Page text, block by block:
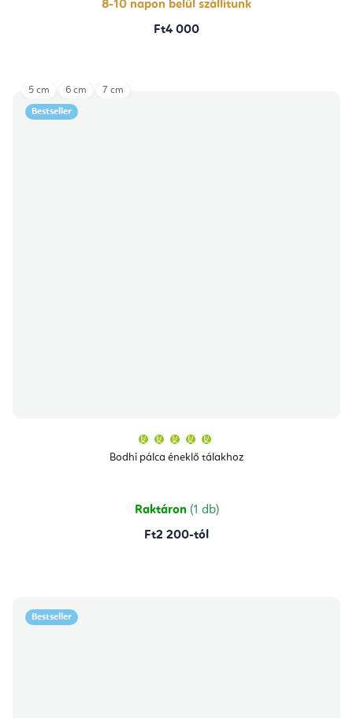
8-10 napon belül szállítunk
Ft4 000
Bestseller
Bodhi pálca éneklő tálakhoz
átlagos
értékelése
csillag.
Raktáron (1 db)
Ft2 200-tól
5 cm 6 cm 7 cm
Bestseller